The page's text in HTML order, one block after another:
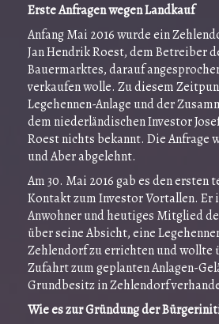
Erste Anfragen wegen Landkauf
Anfang Mai 2016 wurde ein
Jan Hendrik Roest, dem Betreiber
Bauermarktes, darauf
verkaufen wolle. Zu diesem
Legehennen-Anlage und der
dem niederländischen Investor
Roest nichts bekannt. Die Anfrage
und Aber abgelehnt.
Am 30. Mai 2016 gab es den ersten
Kontakt zum Investor Vortallen.
Anwohner und heutiges Mitglied
über seine Absicht, eine
Zehlendorf zu errichten und wollte
Zufahrt zum geplanten Anlagen-
Grundbesitz in Zehlendorf
Wie es zur Gründung der